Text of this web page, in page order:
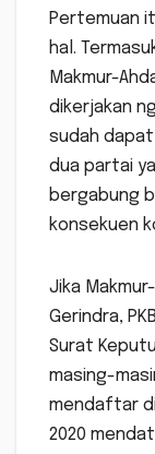
Pertemuan
hal.
Makmur-
dikerjakan
sudah
dua partai
bergabung
konsekuen
Jika
Gerindra,
Surat
masing-
mendaftar
2020